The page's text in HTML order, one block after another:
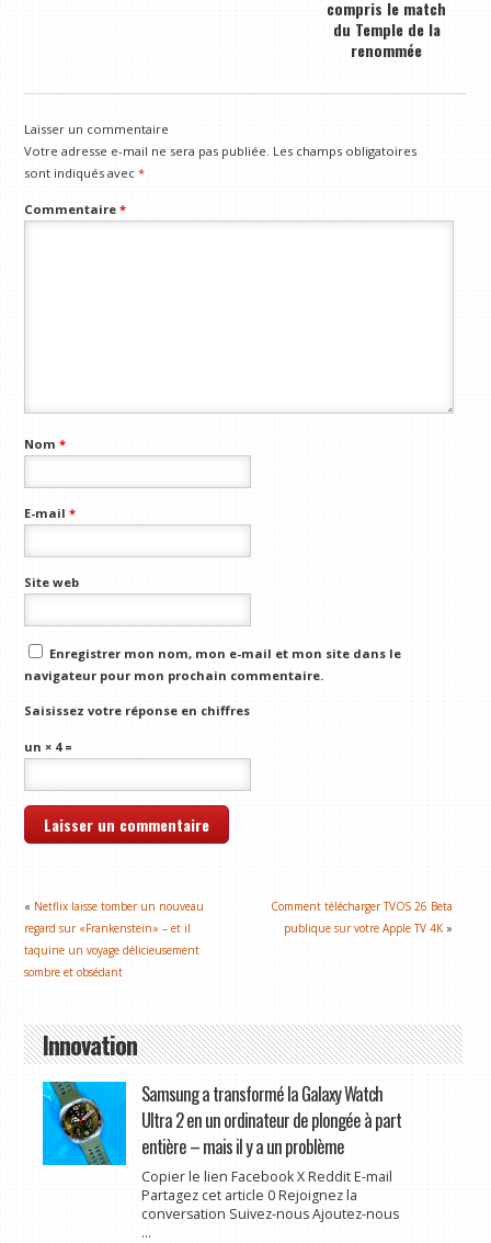
compris le match
du Temple de la
renommée
Laisser un commentaire
Votre adresse e-mail ne sera pas publiée. Les champs obligatoires
sont indiqués avec*
Commentaire*
Nom*
E-mail*
Site web
Enregistrer mon nom, mon e-mail et mon site dans le
navigateur pour mon prochain commentaire.
Saisissez votre réponse en chiffres
un × 4 =
« Netflix laisse tomber un nouveau
regard sur «Frankenstein» – et il
taquine un voyage délicieusement
sombre et obsédant
Comment télécharger TVOS 26 Beta
publique sur votre Apple TV 4K »
Innovation
Samsung a transformé la Galaxy Watch
Ultra 2 en un ordinateur de plongée à part
entière – mais il y a un problème
Copier le lien Facebook X Reddit E-mail
Partagez cet article 0 Rejoignez la
conversation Suivez-nous Ajoutez-nous
...